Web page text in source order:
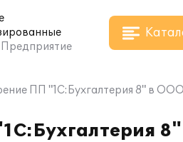
ПП "1С:Бухгалтерия 8" в